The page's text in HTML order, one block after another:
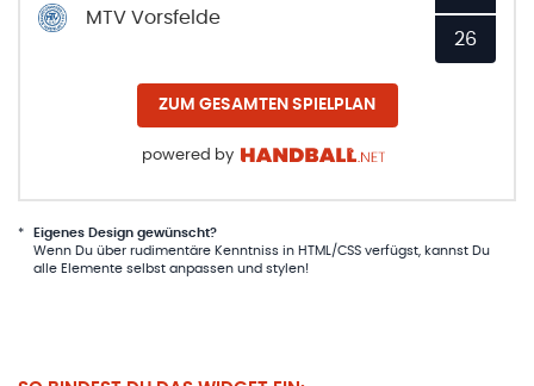
MTV Vorsfelde
26
ZUM GESAMTEN SPIELPLAN
powered by
*
Eigenes Design gewünscht?
Wenn Du über rudimentäre Kenntniss in HTML/CSS verfügst, kannst Du
alle Elemente selbst anpassen und stylen!